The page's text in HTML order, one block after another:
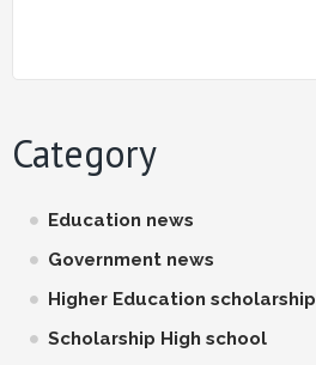
Category
Education news
Government news
Higher Education scholarship
Scholarship High school